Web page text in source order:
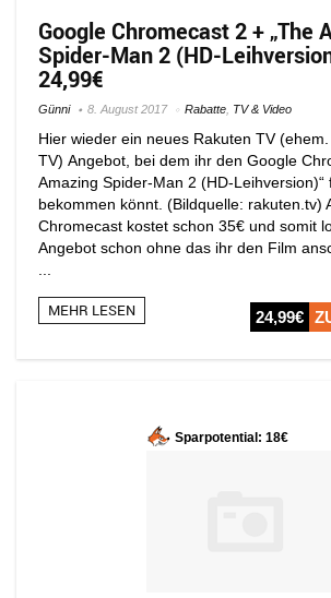
Google Chromecast 2 + „The
Spider-Man 2 (HD-
24,99€
Günni 8. August 2017 Rabatte TV & Video
Hier wieder ein neues Rakuten TV
TV) Angebot, bei dem ihr den Google
Amazing Spider-Man 2 (HD-Leihversion)“
bekommen könnt. (Bildquelle: rakuten.tv)
Chromecast kostet schon 35€ und somit
Angebot schon ohne das ihr den Film
MEHR LESEN 24,99€
Sparpotential: 18€